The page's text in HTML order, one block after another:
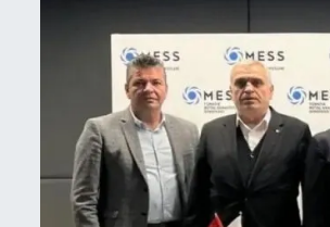
Künye
Yasal Uyarı